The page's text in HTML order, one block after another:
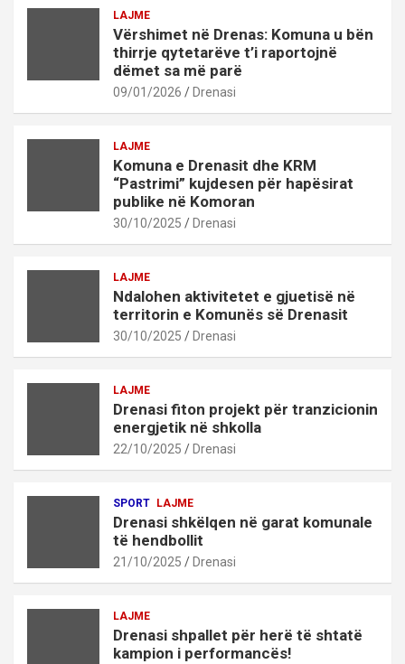
LAJME
Vërshimet në Drenas: Komuna u bën
thirrje qytetarëve t’i raportojnë
dëmet sa më parë
09/01/2026 Drenasi
LAJME
Komuna e Drenasit dhe KRM
“Pastrimi” kujdesen për hapësirat
publike në Komoran
30/10/2025 Drenasi
LAJME
Ndalohen aktivitetet e gjuetisë në
territorin e Komunës së Drenasit
30/10/2025 Drenasi
LAJME
Drenasi fiton projekt për tranzicionin
energjetik në shkolla
22/10/2025 Drenasi
SPORT LAJME
Drenasi shkëlqen në garat komunale
të hendbollit
21/10/2025 Drenasi
LAJME
Drenasi shpallet për herë të shtatë
kampion i performancës!